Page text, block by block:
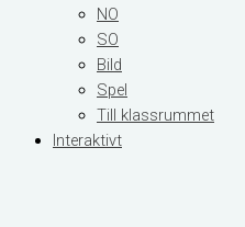
NO
SO
Bild
Spel
Till klassrummet
Interaktivt